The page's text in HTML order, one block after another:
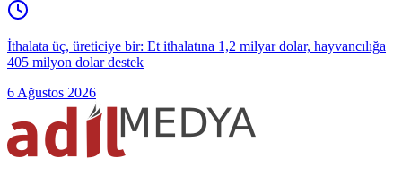
İthalata üç, üreticiye bir: Et ithalatına 1,2 milyar dolar, hayvancılığa
405 milyon dolar destek
6 Ağustos 2026